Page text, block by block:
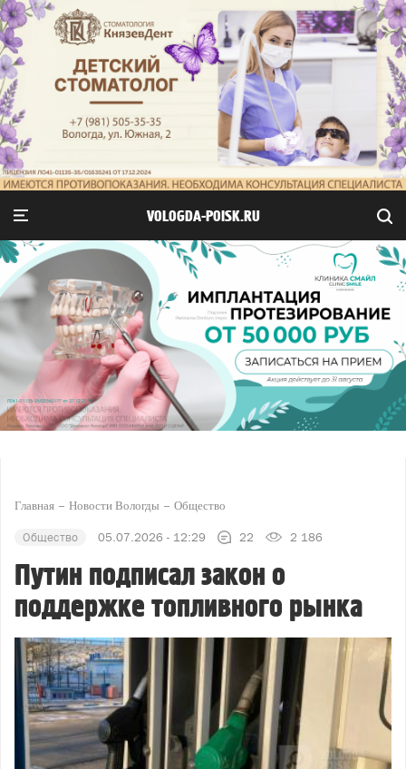
VOLOGDA-POISK.RU
Главная Новости Вологды Общество
Общество 05.07.2026 - 12:29 22 2 186
Путин подписал закон о
поддержке топливного рынка